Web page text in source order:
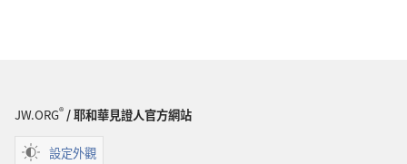
JW.ORG®/ 耶和華見證人官方網站
設定外觀